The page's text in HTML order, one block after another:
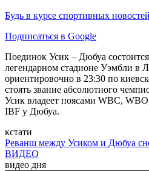
Будь в курсе спортивных
Подписаться в Google
Поединок Усик – Дюбуа
легендарном стадионе Уэмбли в
ориентировочно в 23:30 по
стоять звание абсолютного
Усик владеет поясами WBC,
IBF у Дюбуа.
кстати
Реванш между Усиком и Дюбуа
ВИДЕО
видео дня